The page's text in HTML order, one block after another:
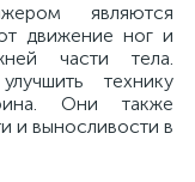
являются
движение ног и
части тела.
технику
Они также
и выносливости в